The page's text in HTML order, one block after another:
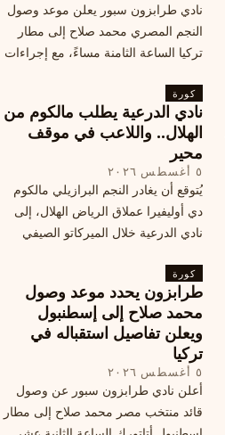
نادي طرابزون سبور يعلن موعد وصول
النجم المصري محمد صلاح إلى مطار
تركيا الساعة الثامنة مساءً، مع إجراءات
جديد ومكافآت مالية.
كورة
نادي الدرعية يطلب مالكوم من
الهلال.. واللاعب في موقف
محير
٥ أغسطس ٢٠٢٦
يُتوقع أن يغادر النجم البرازيلي مالكوم
دي أوليفيرا عملاق الرياض الهلال، إلى
نادي الدرعية خلال الميركاتو الصيفي
هذا الانتقال، وسط تقارير تفيد أن الهلال
يرحب بفراقته.
كورة
طرابزون يحدد موعد وصول
محمد صلاح إلى إسطنبول
ويعلن تفاصيل استقباله في
تركيا
٥ أغسطس ٢٠٢٦
أعلن نادي طرابزون سبور عن وصول
قائد منتخب مصر محمد صلاح إلى مطار